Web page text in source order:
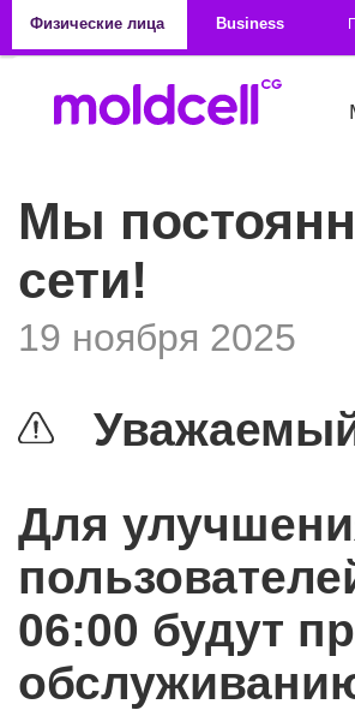
Физические лица
Business
Мы
сети!
19 ноября 2025
Уважаемый
Для
06:00 будут